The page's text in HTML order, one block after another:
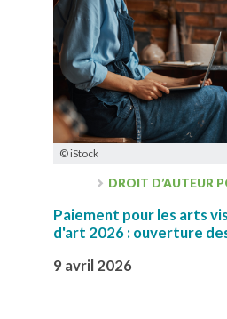
© iStock
DROIT D’AUTEUR
Paiement pour les arts
d'art 2026 : ouverture
9 avril 2026